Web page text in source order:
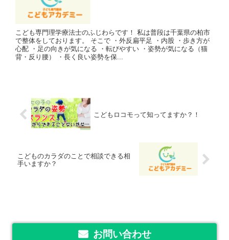
こども専門理学療法士のふじわらです！ 私は普段は千葉県の柏市
で整体をしております。 そこで ・外反扁平足 ・内股 ・歩き方が
心配 ・足の向きが気になる ・転びやすい ・姿勢が気になる（猫
背・反り腰） ・長く良い姿勢を保...
こどもロコモって知ってますか？！
こどものカラダのことで相談できる相
手いますか？
お問い合わせ